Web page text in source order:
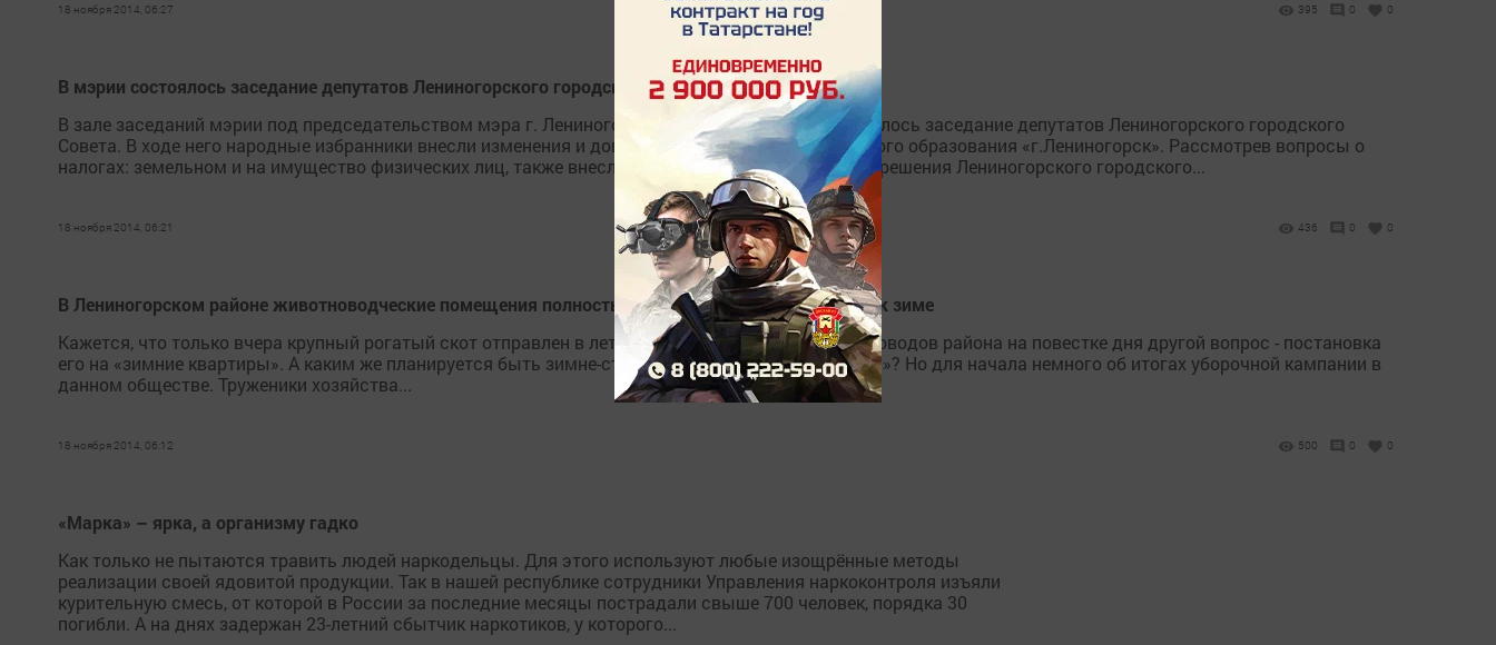
18 ноября 2014, 06:27 395 0 0
В мэрии состоялось заседание депутатов Лениногорского городского Совета
В зале заседаний мэрии под председательством мэра г. Лениногорска Рягата Хусаинова состоялось заседание депутатов Лениногорского городского
Совета. В ходе него народные избранники внесли изменения и дополнения в Устав муниципального образования «г.Лениногорск». Рассмотрев вопросы о
налогах: земельном и на имущество физических лиц, также внесли изменения в ранее принятые решения Лениногорского городского...
18 ноября 2014, 06:21 436 0 0
В Лениногорском районе животноводческие помещения полностью отремонтированы и готовы к зиме
Кажется, что только вчера крупный рогатый скот отправлен в летние лагеря, а сегодня у животноводов района на повестке дня другой вопрос - постановка
его на «зимние квартиры». А каким же планируется быть зимне-стойловый период в ООО «Маркс»? Но для начала немного об итогах уборочной кампании в
данном обществе. Труженики хозяйства...
18 ноября 2014, 06:12 500 0 0
«Марка» – ярка, а организму гадко
Как только не пытаются травить людей наркодельцы. Для этого используют любые изощрённые методы
реализации своей ядовитой продукции. Так в нашей республике сотрудники Управления наркоконтроля изъяли
курительную смесь, от которой в России за последние месяцы пострадали свыше 700 человек, порядка 30
погибли. А на днях задержан 23-летний сбытчик наркотиков, у которого...